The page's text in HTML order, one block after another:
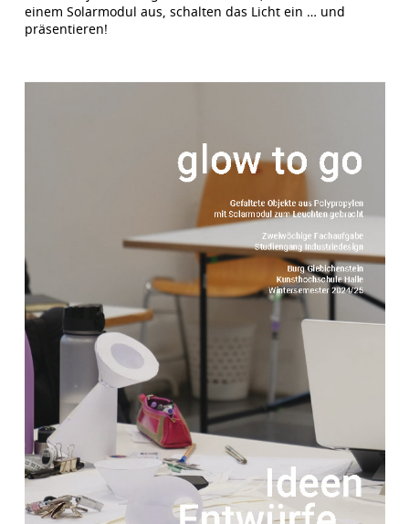
einem Solarmodul aus, schalten das Licht ein … und
präsentieren!